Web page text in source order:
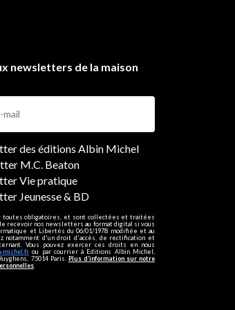
newsletters de la maison
des éditions Albin Michel
M.C. Beaton
Vie pratique
Jeunesse & BD
toutes obligatoires, et sont collectées et traitées
recevoir nos newsletters au format digital si vous
et Libertés du 06/01/1978 modifiée et au
notamment d'un droit d'accès, de rectification et
Vous pouvez exercer ces droits en nous
michel.fr ou par courrier à Editions Albin Michel,
75014 Paris. Plus d’information sur notre